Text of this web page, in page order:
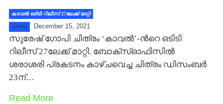
കാവല്‍ ഒടിടി റിലീസ് 27ലേക്ക് മാറ്റി
ADMIN December 15, 2021
സുരേഷ് ഗോപി ചിത്രം ‘കാവല്‍’-ന്‍റെ ഒടിടി
റിലീസ് 27ലേക്ക് മാറ്റി. ബോക്സ്ഓഫിസില്‍
ശരാശരി പ്രകടനം കാഴ്ചവെച്ച ചിത്രം ഡിസംബര്‍
23ന്…
Read More